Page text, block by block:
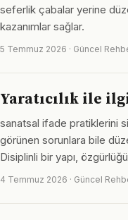
seferlik çabalar yerine
kazanımlar sağlar.
5 Temmuz 2026 · Güncel
Yaratıcılık ile
sanatsal ifade pratiklerini
görünen sorunlara bile
Disiplinli bir yapı,
4 Temmuz 2026 · Güncel